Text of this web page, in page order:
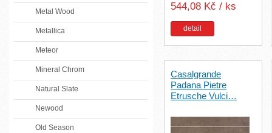
Metal Wood
Metallica
Meteor
Mineral Chrom
Natural Slate
Newood
Old Season
544,08 Kč / ks
detail
Casalgrande
Padana Pietre
Etrusche Vulci…